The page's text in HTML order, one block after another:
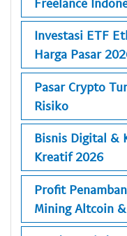
Investasi ETF
Harga Pasar
Pasar Crypto
Risiko
Bisnis Digital &
Kreatif 2026
Profit
Mining Altcoin &